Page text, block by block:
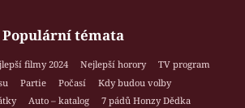
Populární témata
filmy 2024 Nejlepší horory
TV program
Partie Počasí
Kdy budou volby
Auto – katalog
7 pádů Honzy Dědka